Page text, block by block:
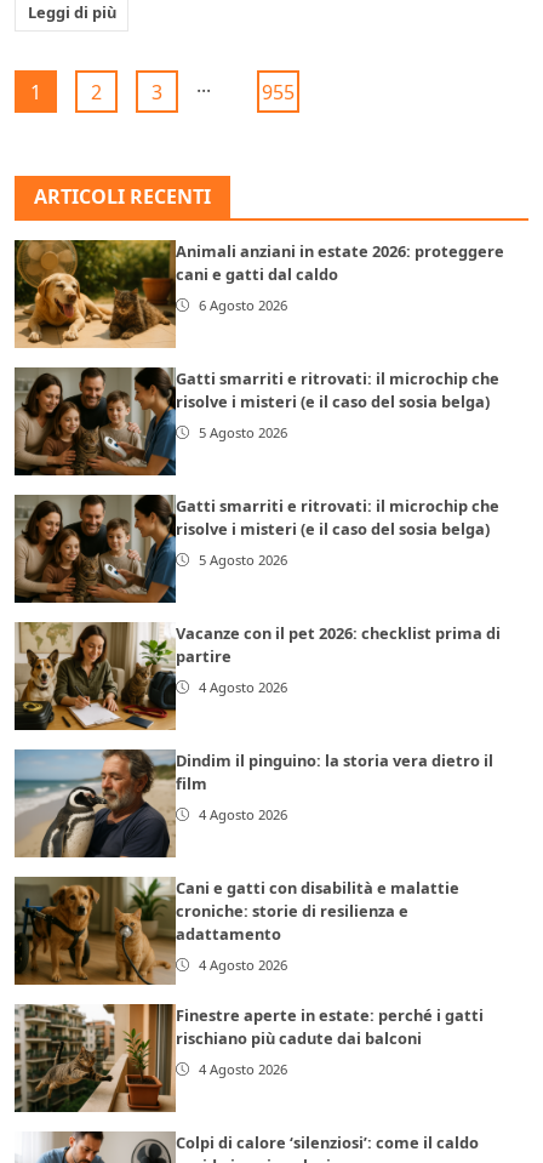
Leggi di più
1 2 3 ... 955
ARTICOLI RECENTI
Animali anziani in estate 2026: proteggere
cani e gatti dal caldo
6 Agosto 2026
Gatti smarriti e ritrovati: il microchip che
risolve i misteri (e il caso del sosia belga)
5 Agosto 2026
Gatti smarriti e ritrovati: il microchip che
risolve i misteri (e il caso del sosia belga)
5 Agosto 2026
Vacanze con il pet 2026: checklist prima di
partire
4 Agosto 2026
Dindim il pinguino: la storia vera dietro il
film
4 Agosto 2026
Cani e gatti con disabilità e malattie
croniche: storie di resilienza e
adattamento
4 Agosto 2026
Finestre aperte in estate: perché i gatti
rischiano più cadute dai balconi
4 Agosto 2026
Colpi di calore ‘silenziosi’: come il caldo